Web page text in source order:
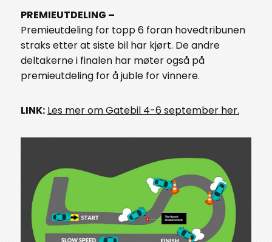
PREMIEUTDELING –
Premieutdeling for topp 6 foran hovedtribunen
straks etter at siste bil har kjørt. De andre
deltakerne i finalen har møter også på
premieutdeling for å juble for vinnere.
LINK: Les mer om Gatebil 4-6 september her.